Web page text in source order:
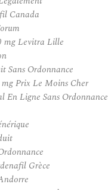
Canada
mg Levitra Lille
Sans Ordonnance
Prix Le Moins Cher
Ligne Sans Ordonnance
Grèce